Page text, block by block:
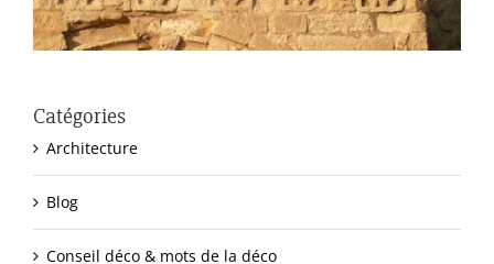
Catégories
Architecture
Blog
Conseil déco & mots de la déco